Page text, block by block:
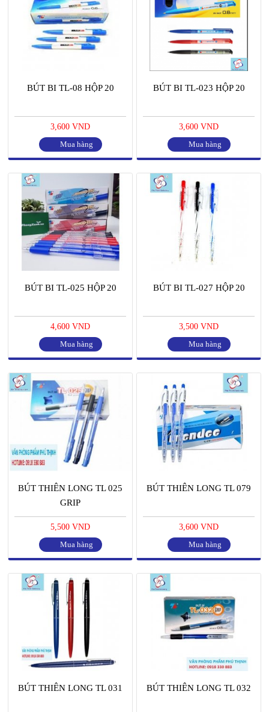
BÚT BI TL-08 HỘP 20
3,600 VND
Mua hàng
BÚT BI TL-023 HỘP 20
3,600 VND
Mua hàng
BÚT BI TL-025 HỘP 20
4,600 VND
Mua hàng
BÚT BI TL-027 HỘP 20
3,500 VND
Mua hàng
BÚT THIÊN LONG TL 025
GRIP
5,500 VND
Mua hàng
BÚT THIÊN LONG TL 079
3,600 VND
Mua hàng
BÚT THIÊN LONG TL 031 BÚT THIÊN LONG TL 032